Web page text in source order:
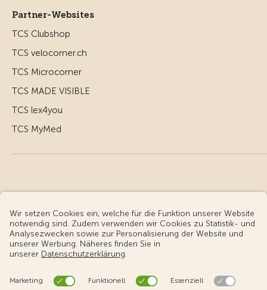
Partner-Websites
TCS Clubshop
TCS velocorner.ch
TCS Microcorner
TCS MADE VISIBLE
TCS lex4you
TCS MyMed
© Touring Club Schweiz
Benutzungsbedingungen - rechtliche Informationen